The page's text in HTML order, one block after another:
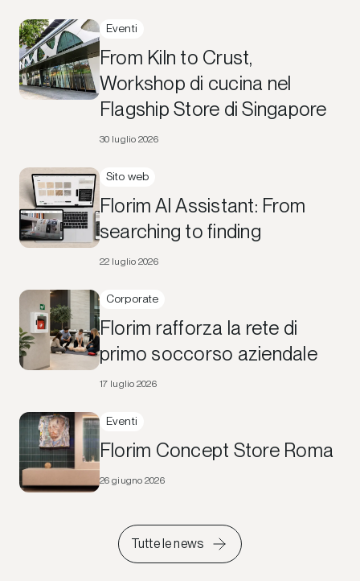
Eventi
From Kiln to Crust,
Workshop di cucina nel
Flagship Store di Singapore
30 luglio 2026
Sito web
Florim AI Assistant: From
searching to finding
22 luglio 2026
Corporate
Florim rafforza la rete di
primo soccorso aziendale
17 luglio 2026
Eventi
Florim Concept Store Roma
26 giugno 2026
Tutte le news